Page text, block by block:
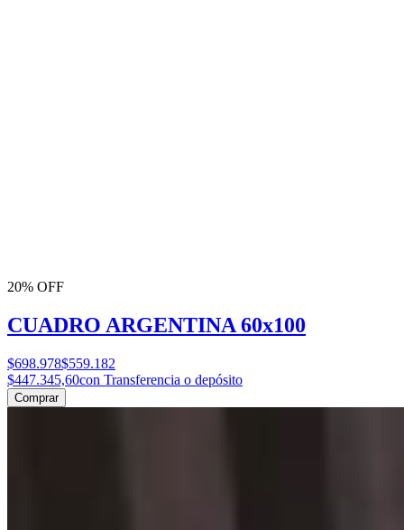
20% OFF
CUADRO ARGENTINA 60x100
$698.978$559.182
$447.345,60con Transferencia o depósito
Comprar